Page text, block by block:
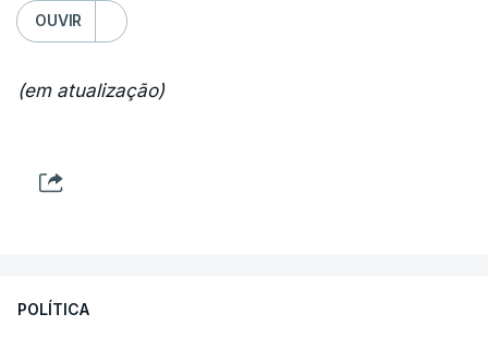
OUVIR
(em atualização)
POLÍTICA